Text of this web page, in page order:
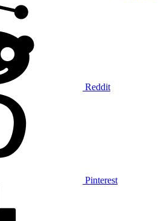
Reddit
Pinterest